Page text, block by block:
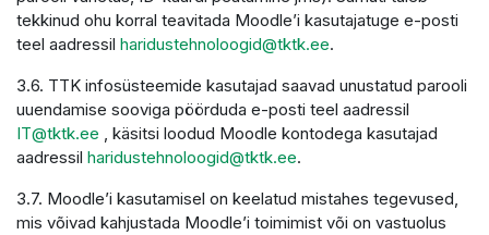
tekkinud ohu korral teavitada Moodle’i kasutajatuge e-posti
teel aadressil haridustehnoloogid@tktk.ee.
3.6. TTK infosüsteemide kasutajad saavad unustatud parooli
uuendamise sooviga pöörduda e-posti teel aadressil
IT@tktk.ee , käsitsi loodud Moodle kontodega kasutajad
aadressil haridustehnoloogid@tktk.ee.
3.7. Moodle’i kasutamisel on keelatud mistahes tegevused,
mis võivad kahjustada Moodle’i toimimist või on vastuolus